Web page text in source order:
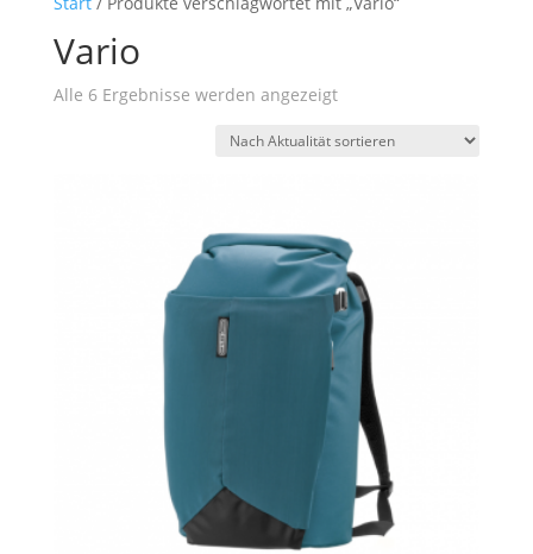
Vario
Alle 6 Ergebnisse werden angezeigtNach
sortiert